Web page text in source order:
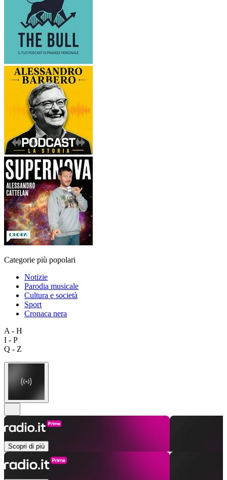
Categorie più popolari
Notizie
Parodia musicale
Cultura e società
Sport
Cronaca nera
A - H
I - P
Q - Z
Scopri di più